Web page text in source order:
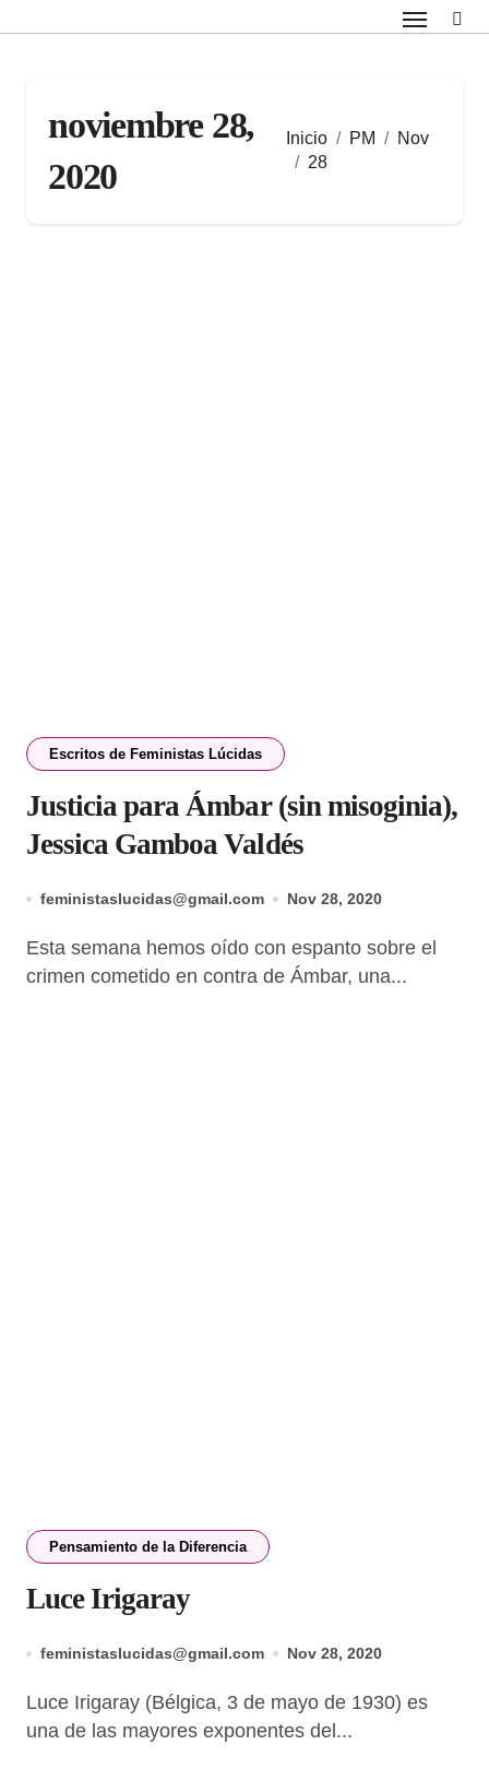
al
noviembre 28,
2020
Inicio PM
Nov
28
Escritos de Feministas Lúcidas
Justicia para Ámbar (sin misoginia),
Jessica Gamboa Valdés
feministaslucidas@gmail.com Nov 28, 2020
Esta semana hemos oído con espanto sobre el
crimen cometido en contra de Ámbar, una...
Pensamiento de la Diferencia
Luce Irigaray
feministaslucidas@gmail.com Nov 28, 2020
Luce Irigaray (Bélgica, 3 de mayo de 1930) es
una de las mayores exponentes del...